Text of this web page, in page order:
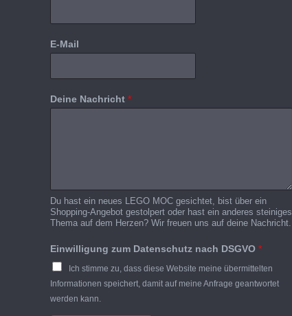
E-Mail
Deine Nachricht *
Du hast ein neues LEGO MOC gesichtet, bist über ein
Shopping-Angebot gestolpert oder hast ein anderes steiniges
Thema auf dem Herzen? Wir freuen uns auf deine Nachricht.
Einwilligung zum Datenschutz nach DSGVO *
Ich stimme zu, dass diese Website meine übermittelten
Informationen speichert, damit auf meine Anfrage geantwortet
werden kann.